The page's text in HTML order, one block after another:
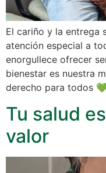
El cariño y la entrega
atención especial a
enorgullece ofrecer
bienestar es nuestra
derecho para todos
Tu salud
valor